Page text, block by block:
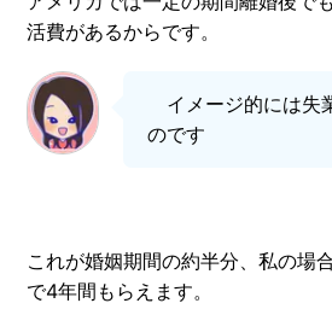
活費があるからです。
イメージ的には失
のです
これが婚姻期間の約半分、私の場
で4年間もらえます。